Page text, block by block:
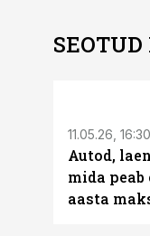
SEOTUD
11.05.26, 16:30
Autod,
mida peab
aasta